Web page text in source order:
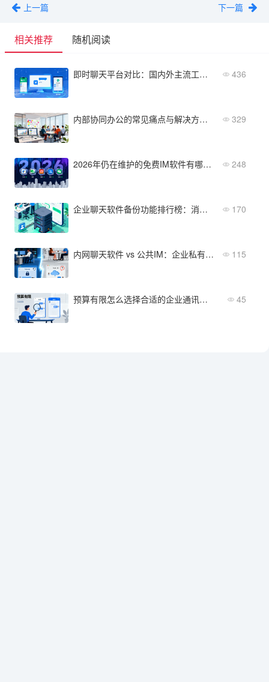
上一篇
下一篇
相关推荐 随机阅读
即时聊天平台对比：国内外主流工具优缺点与选择参考 436
内部协同办公的常见痛点与解决方案：效率瓶颈突破指南 329
2026年仍在维护的免费IM软件有哪些？5款推荐 248
企业聊天软件备份功能排行榜：消息永久存档、多副本容灾 170
内网聊天软件 vs 公共IM：企业私有化沟通到底好在哪？ 115
预算有限怎么选择合适的企业通讯工具 45